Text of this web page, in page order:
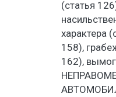
(статья
характера
158),
162),